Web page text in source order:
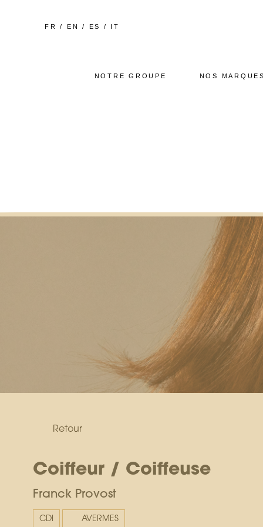
FR / EN / ES / IT
NOTRE GROUPE NOS
Retour
Coiffeur / Coiffeuse
Franck Provost
CDI AVERMES